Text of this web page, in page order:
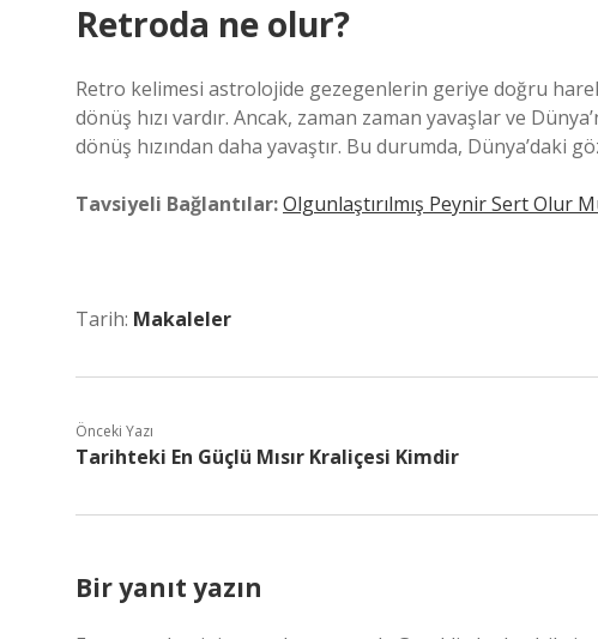
Retroda ne olur?
Retro kelimesi astrolojide gezegenlerin geriye doğru
dönüş hızı vardır. Ancak, zaman zaman yavaşlar ve
dönüş hızından daha yavaştır. Bu durumda, Dünya’daki
Tavsiyeli Bağlantılar:Olgunlaştırılmış Peynir Sert Olur
Tarih: Makaleler
Önceki Yazı
Tarihteki En Güçlü Mısır Kraliçesi Kimdir
Bir yanıt yazın